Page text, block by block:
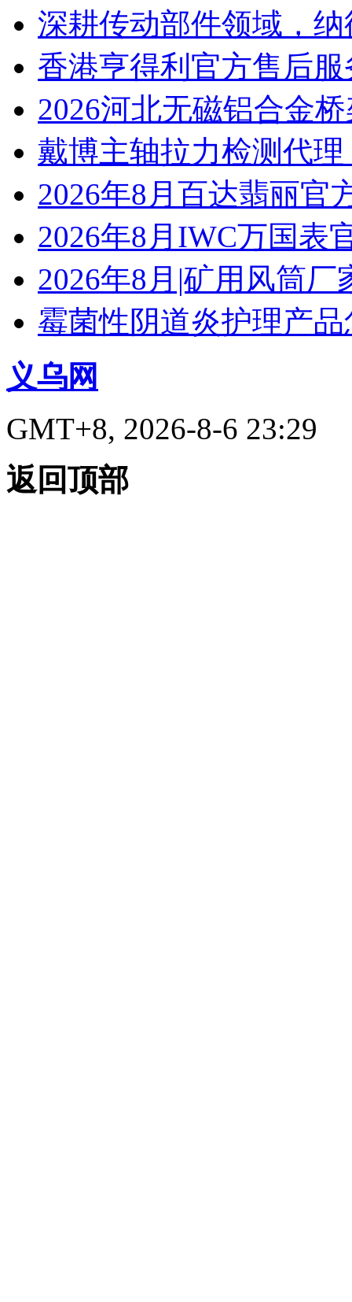
深耕传动部件领域，
香港亨得利官方售后
2026河北无磁铝合金
戴博主轴拉力检测代
2026年8月百达翡丽官
2026年8月IWC万国表
2026年8月|矿用风筒厂
霉菌性阴道炎护理产
义乌网
GMT+8, 2026-8-6 23:29
返回顶部